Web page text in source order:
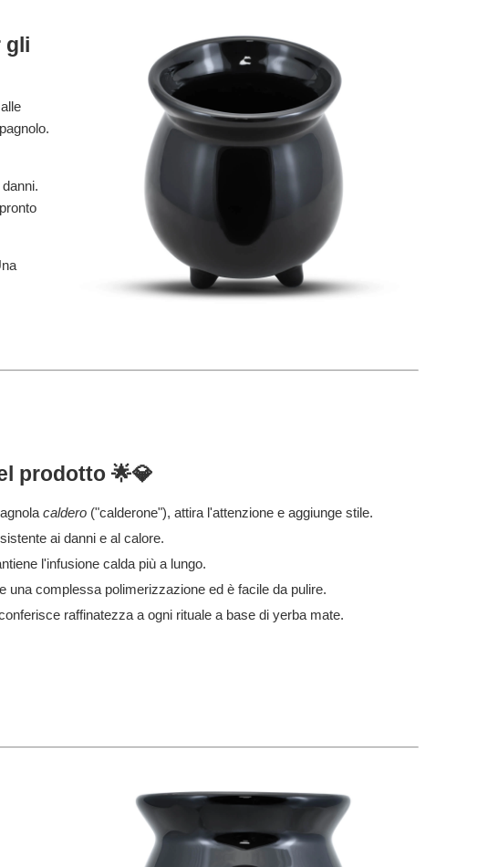
gli
prodotto 🌟💎
caldero("calderone"), attira l'attenzione e aggiunge stile.
ai danni e al calore.
l'infusione calda più a lungo.
una complessa polimerizzazione ed è facile da pulire.
raffinatezza a ogni rituale a base di yerba mate.